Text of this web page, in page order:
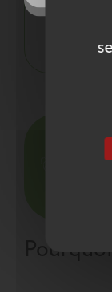
Tout
normes
Pour
qui